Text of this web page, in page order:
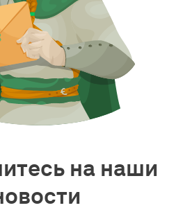
на наши